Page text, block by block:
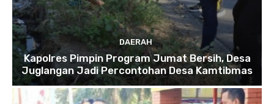
DAERAH
Kapolres Pimpin Program Jumat Bersih, Desa
Juglangan Jadi Percontohan Desa Kamtibmas